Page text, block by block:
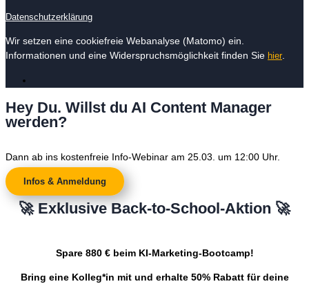
Datenschutzerklärung
Wir setzen eine cookiefreie Webanalyse (Matomo) ein.
Informationen und eine Widerspruchsmöglichkeit finden Sie hier.
Hey Du. Willst du AI Content Manager
werden?
Dann ab ins kostenfreie Info-Webinar am 25.03. um 12:00 Uhr.
Infos & Anmeldung
🚀 Exklusive Back-to-School-Aktion 🚀
Spare 880 € beim KI-Marketing-Bootcamp!
Bring eine Kolleg*in mit und erhalte 50% Rabatt für deine